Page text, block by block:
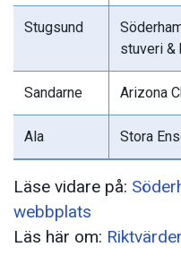
Stugsund
stuveri &
Sandarne Arizona
Ala Stora
Läse vidare på:
webbplats
Läs här om: